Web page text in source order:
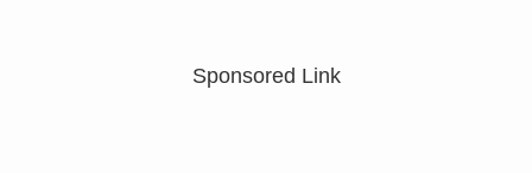
Sponsored Link